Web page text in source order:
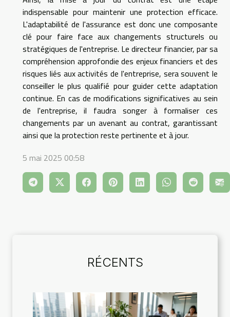
RÉCENTS
indispensable pour maintenir une protection efficace.
L'adaptabilité de l'assurance est donc une composante
clé pour faire face aux changements structurels ou
stratégiques de l'entreprise. Le directeur financier, par sa
compréhension approfondie des enjeux financiers et des
risques liés aux activités de l'entreprise, sera souvent le
conseiller le plus qualifié pour guider cette adaptation
continue. En cas de modifications significatives au sein
de l'entreprise, il faudra songer à formaliser ces
changements par un avenant au contrat, garantissant
ainsi que la protection reste pertinente et à jour.
5 mai 2025 00:58